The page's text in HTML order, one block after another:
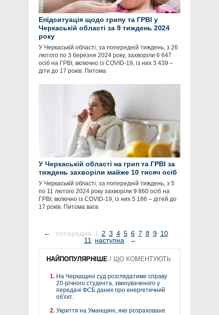
Епідситуація щодо грипу та ГРВІ у
Черкаській області за 9 тиждень 2024
року
У Черкаській області, за попередній тиждень, з 26
лютого по 3 березня 2024 року, захворіли 6 647
осіб на ГРВІ, включно із COVID-19, із них 3 439 –
діти до 17 років. Питома
У Черкаській області на грип та ГРВІ за
тиждень захворіли майже 10 тисяч осіб
У Черкаській області, за попередній тиждень, з 5
по 11 лютого 2024 року захворіли 9 860 осіб на
ГРВІ, включно із COVID-19, із них 5 186 – дітей до
17 років. Питома вага
← попередня 1 2 3 4 5 6 7 8 9 10 ...
11 наступна →
НАЙПОПУЛЯРНІШЕ / ЩО КОМЕНТУЮТЬ
На Черкащині суд розглядатиме справу
20-річного студента, звинуваченого у
передачі ФСБ даних про енергетичний
об'єкт.
Укриття на Уманщині, яке розраховане